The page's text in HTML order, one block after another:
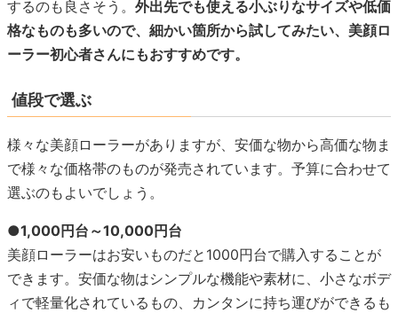
するのも良さそう。 外出先でも使える小ぶりなサイズや低価
格なものも多いので、細かい箇所から試してみたい、美顔ロ
ーラー初心者さんにもおすすめです。
値段で選ぶ
様々な美顔ローラーがありますが、安価な物から高価な物ま
で様々な価格帯のものが発売されています。予算に合わせて
選ぶのもよいでしょう。
●1,000円台～10,000円台
美顔ローラーはお安いものだと1000円台で購入することが
できます。安価な物はシンプルな機能や素材に、小さなボデ
ィで軽量化されているもの、カンタンに持ち運びができるも